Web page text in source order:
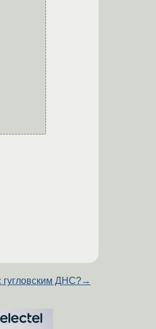
гугловским ДНС?→